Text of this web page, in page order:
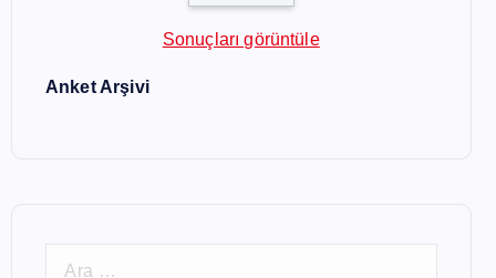
Sonuçları görüntüle
Anket Arşivi